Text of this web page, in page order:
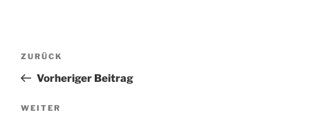
Beitragsnavigation
Vorheriger
Beitrag
ZURÜCK
Vorheriger Beitrag
Nächster
WEITER